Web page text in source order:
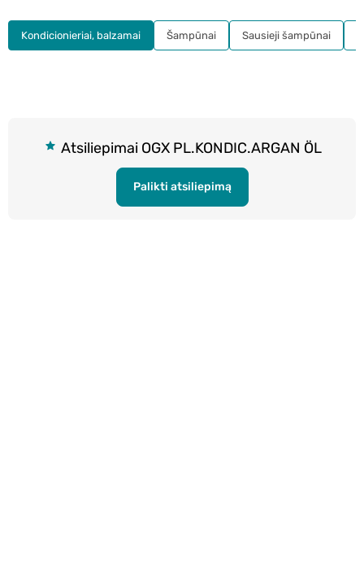
Atsiliepimai OGX PL.KONDIC.ARGAN ÖL
Palikti atsiliepimą
Kondicionieriai, balzamai Šampūnai Sausieji šampūnai